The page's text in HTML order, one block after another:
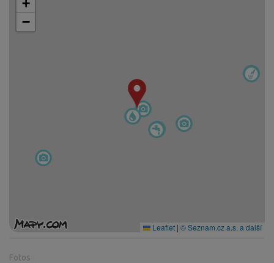
+
−
Leaflet | © Seznam.cz a.s. a další
Fotos